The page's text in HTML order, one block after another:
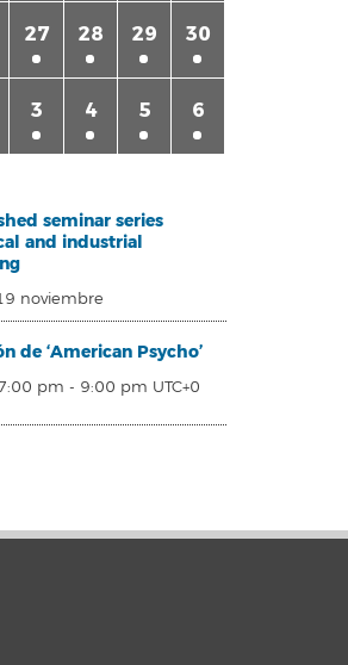
27 28 29 30
3 4 5 6
seminar series
and industrial
noviembre
de ‘American Psycho’
pm - 9:00 pm UTC+0